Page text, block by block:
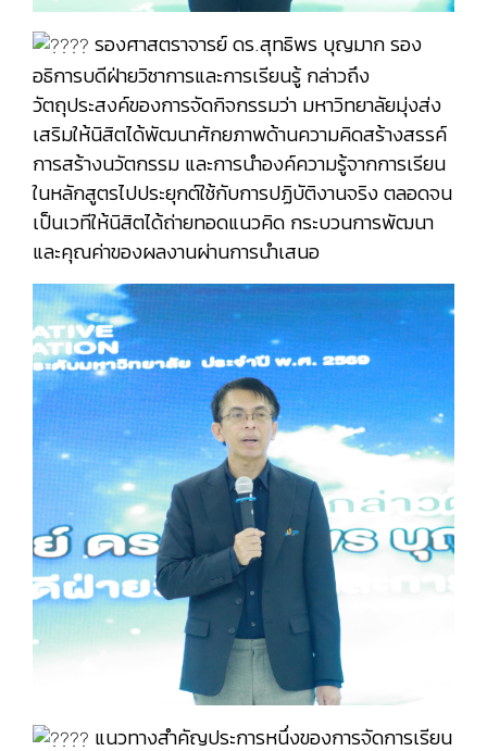
รองศาสตราจารย์ ดร.สุทธิพร บุญมาก รอง
อธิการบดีฝ่ายวิชาการและการเรียนรู้ กล่าวถึง
วัตถุประสงค์ของการจัดกิจกรรมว่า มหาวิทยาลัยมุ่งส่ง
เสริมให้นิสิตได้พัฒนาศักยภาพด้านความคิดสร้างสรรค์
การสร้างนวัตกรรม และการนำองค์ความรู้จากการเรียน
ในหลักสูตรไปประยุกต์ใช้กับการปฏิบัติงานจริง ตลอดจน
เป็นเวทีให้นิสิตได้ถ่ายทอดแนวคิด กระบวนการพัฒนา
และคุณค่าของผลงานผ่านการนำเสนอ
แนวทางสำคัญประการหนึ่งของการจัดการเรียน